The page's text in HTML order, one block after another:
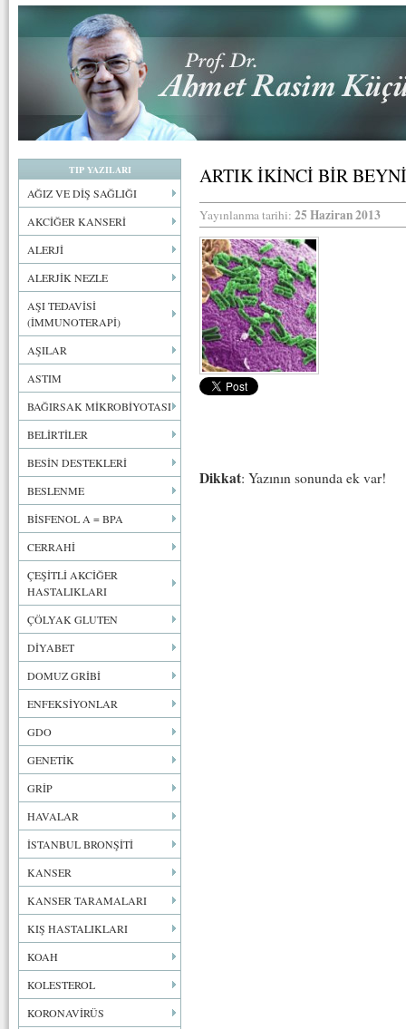
TIP YAZILARI
AĞIZ VE DİŞ SAĞLIĞI
AKCİĞER KANSERİ
ALERJİ
ALERJİK NEZLE
AŞI TEDAVİSİ
(İMMUNOTERAPİ)
AŞILAR
ASTIM
BAĞIRSAK MİKROBİYOTASI
BELİRTİLER
BESİN DESTEKLERİ
BESLENME
BİSFENOL A = BPA
CERRAHİ
ÇEŞİTLİ AKCİĞER
HASTALIKLARI
ÇÖLYAK GLUTEN
DİYABET
DOMUZ GRİBİ
ENFEKSİYONLAR
GDO
GENETİK
GRİP
HAVALAR
İSTANBUL BRONŞİTİ
KANSER
KANSER TARAMALARI
KIŞ HASTALIKLARI
KOAH
KOLESTEROL
KORONAVİRÜS
ARTIK İKİNCİ BİR
Yayınlanma tarihi: 25 Haziran 2013
Dikkat: Yazının sonunda ek var!